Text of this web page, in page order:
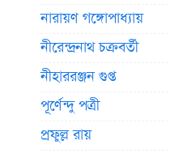
নারায়ণ গঙ্গোপাধ্যায়
নীরেন্দ্রনাথ চক্রবর্তী
নীহাররঞ্জন গুপ্ত
পূর্ণেন্দু পত্রী
প্রফুল্ল রায়